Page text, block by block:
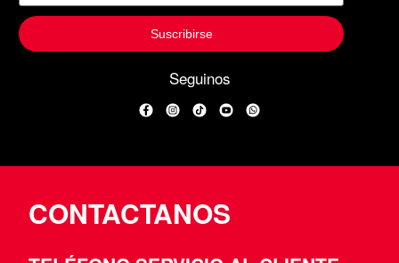
Suscribirse
Seguinos
FacebookInstagram
TikTokYouTubeWhatsApp
CONTACTANOS